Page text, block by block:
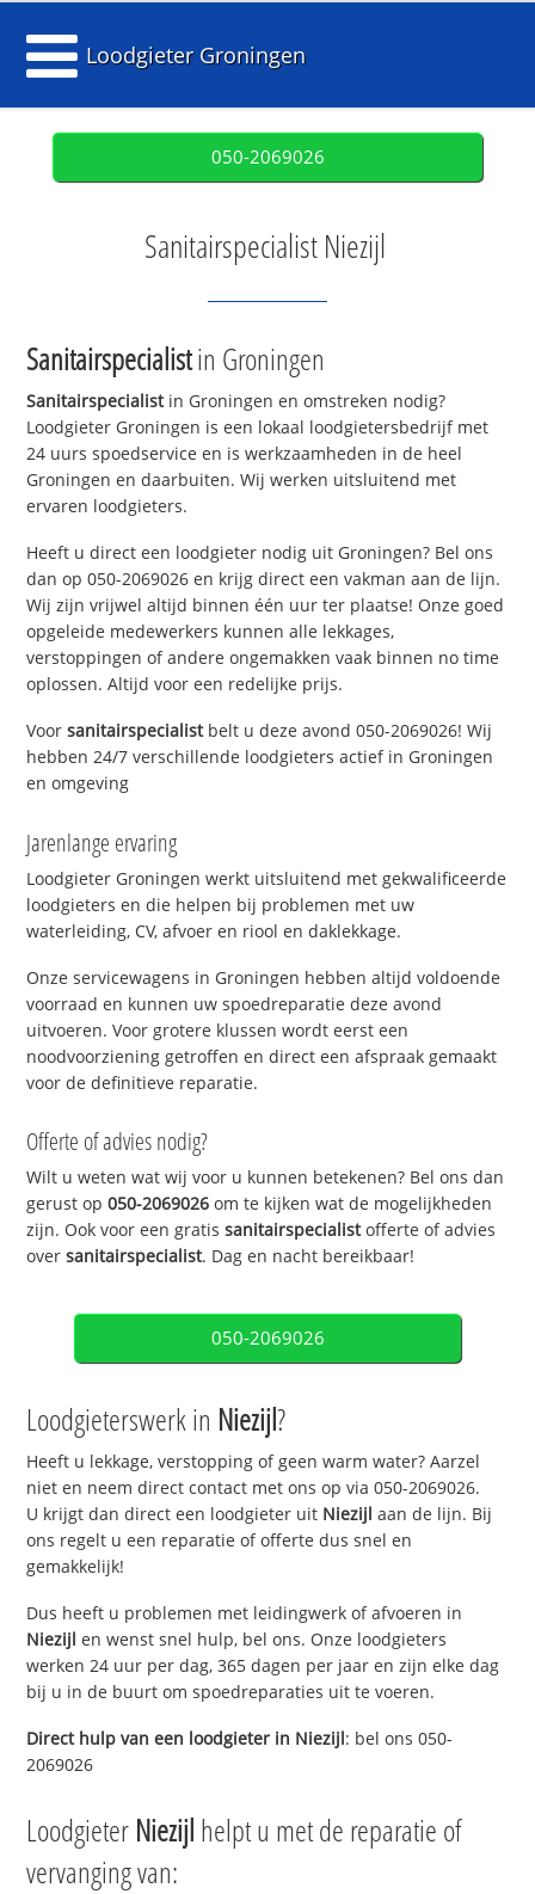
Loodgieter Groningen
050-2069026
Sanitairspecialist Niezijl
Sanitairspecialistin Groningen
Sanitairspecialistin Groningen en omstreken nodig?
Loodgieter Groningen is een lokaal loodgietersbedrijf met
24 uurs spoedservice en is werkzaamheden in de heel
Groningen en daarbuiten. Wij werken uitsluitend met
ervaren loodgieters.
Heeft u direct een loodgieter nodig uit Groningen? Bel ons
dan op 050-2069026 en krijg direct een vakman aan de lijn.
Wij zijn vrijwel altijd binnen één uur ter plaatse! Onze goed
opgeleide medewerkers kunnen alle lekkages,
verstoppingen of andere ongemakken vaak binnen no time
oplossen. Altijd voor een redelijke prijs.
Voorsanitairspecialistbelt u deze avond 050-2069026! Wij
hebben 24/7 verschillende loodgieters actief in Groningen
en omgeving
Jarenlange ervaring
Loodgieter Groningen werkt uitsluitend met gekwalificeerde
loodgieters en die helpen bij problemen met uw
waterleiding, CV, afvoer en riool en daklekkage.
Onze servicewagens in Groningen hebben altijd voldoende
voorraad en kunnen uw spoedreparatie deze avond
uitvoeren. Voor grotere klussen wordt eerst een
noodvoorziening getroffen en direct een afspraak gemaakt
voor de definitieve reparatie.
Offerte of advies nodig?
Wilt u weten wat wij voor u kunnen betekenen? Bel ons dan
gerust op050-2069026 om te kijken wat de mogelijkheden
zijn. Ook voor een gratissanitairspecialistofferte of advies
oversanitairspecialist. Dag en nacht bereikbaar!
050-2069026
Loodgieterswerk in Niezijl?
Heeft u lekkage, verstopping of geen warm water? Aarzel
niet en neem direct contact met ons op via 050-2069026.
U krijgt dan direct een loodgieter uit Niezijl aan de lijn. Bij
ons regelt u een reparatie of offerte dus snel en
gemakkelijk!
Dus heeft u problemen met leidingwerk of afvoeren in
Niezijl en wenst snel hulp, bel ons. Onze loodgieters
werken 24 uur per dag, 365 dagen per jaar en zijn elke dag
bij u in de buurt om spoedreparaties uit te voeren.
Direct hulp van een loodgieter in Niezijl: bel ons 050-
2069026
Loodgieter Niezijl helpt u met de reparatie of
vervanging van: